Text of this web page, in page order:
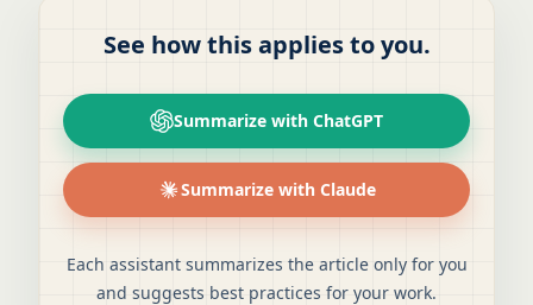
See how this applies to you.
Summarize with ChatGPT
Summarize with Claude
Each assistant summarizes the article only for you
and suggests best practices for your work.